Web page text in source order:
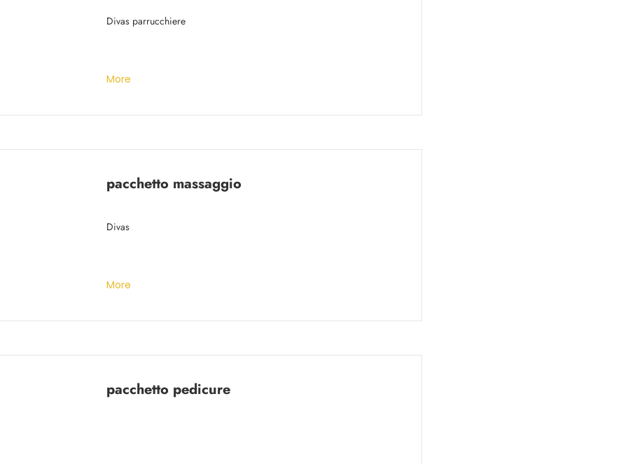
Divas parrucchiere
More
pacchetto massaggio
Divas
More
pacchetto pedicure